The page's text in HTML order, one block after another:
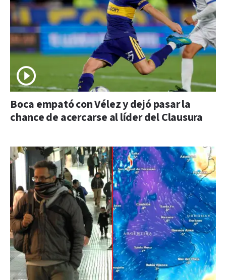
Boca empató con Vélez y dejó pasar la
chance de acercarse al líder del Clausura